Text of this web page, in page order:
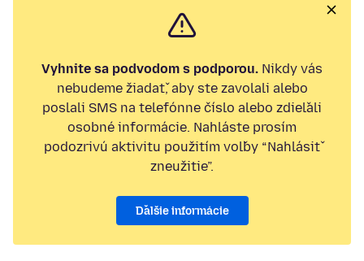
Vyhnite sa podvodom s podporou. Nikdy vás
nebudeme žiadať, aby ste zavolali alebo
poslali SMS na telefónne číslo alebo zdieľali
osobné informácie. Nahláste prosím
podozrivú aktivitu použitím voľby “Nahlásiť
zneužitie”.
Ďalšie informácie